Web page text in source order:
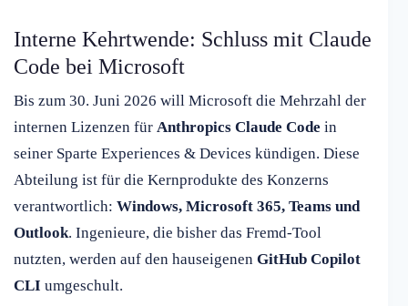
Interne Kehrtwende: Schluss mit Claude
Code bei Microsoft
Bis zum 30. Juni 2026 will Microsoft die Mehrzahl der
internen Lizenzen für Anthropics Claude Code in
seiner Sparte Experiences & Devices kündigen. Diese
Abteilung ist für die Kernprodukte des Konzerns
verantwortlich: Windows, Microsoft 365, Teams und
Outlook. Ingenieure, die bisher das Fremd-Tool
nutzten, werden auf den hauseigenen GitHub Copilot
CLI umgeschult.